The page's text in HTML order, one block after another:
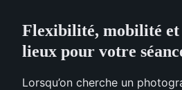
Flexibilité, mobilité et
lieux pour votre
Lorsqu’on cherche un